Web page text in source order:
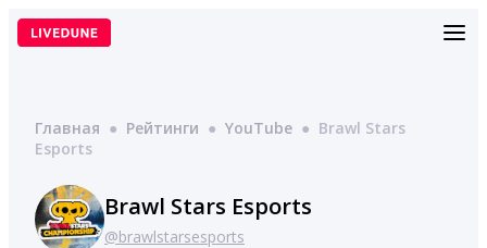
Перейти
Главная ● Рейтинги ● YouTube ● Brawl Stars
Esports
Brawl Stars Esports
@brawlstarsesports